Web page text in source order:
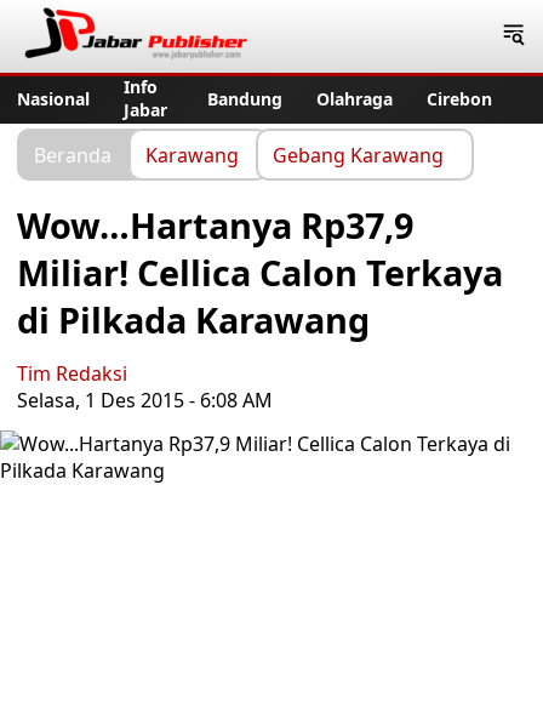
Nasional
Info
Jabar
Bandung Olahraga Cirebon
Beranda Karawang Gebang Karawang
Wow…Hartanya Rp37,9
Miliar! Cellica Calon Terkaya
di Pilkada Karawang
Tim Redaksi
Selasa, 1 Des 2015 - 6:08 AM